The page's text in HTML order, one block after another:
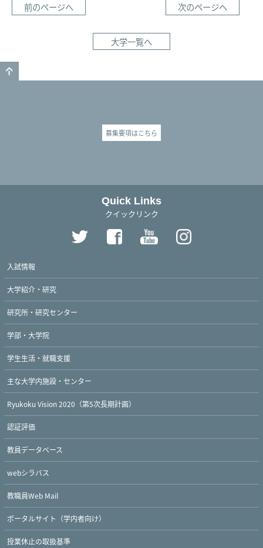
前のページへ 次のページへ
大学一覧へ
募集要項はこちら
Quick Links
クイックリンク
入試情報
大学紹介・研究
研究所・研究センター
学部・大学院
学生生活・就職支援
主な大学内施設・センター
Ryukoku Vision 2020（第5次長期計画）
認証評価
教員データベース
webシラバス
教職員Web Mail
ポータルサイト（学内者向け）
授業休止の取扱基準